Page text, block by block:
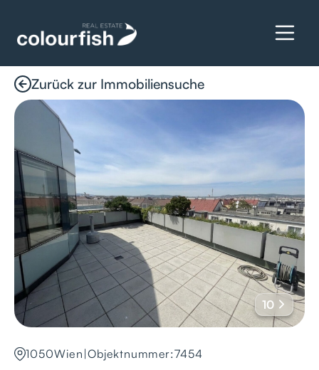
Zurück zur Immobiliensuche
10
1050Wien |Objektnummer:7454
Details anfragen